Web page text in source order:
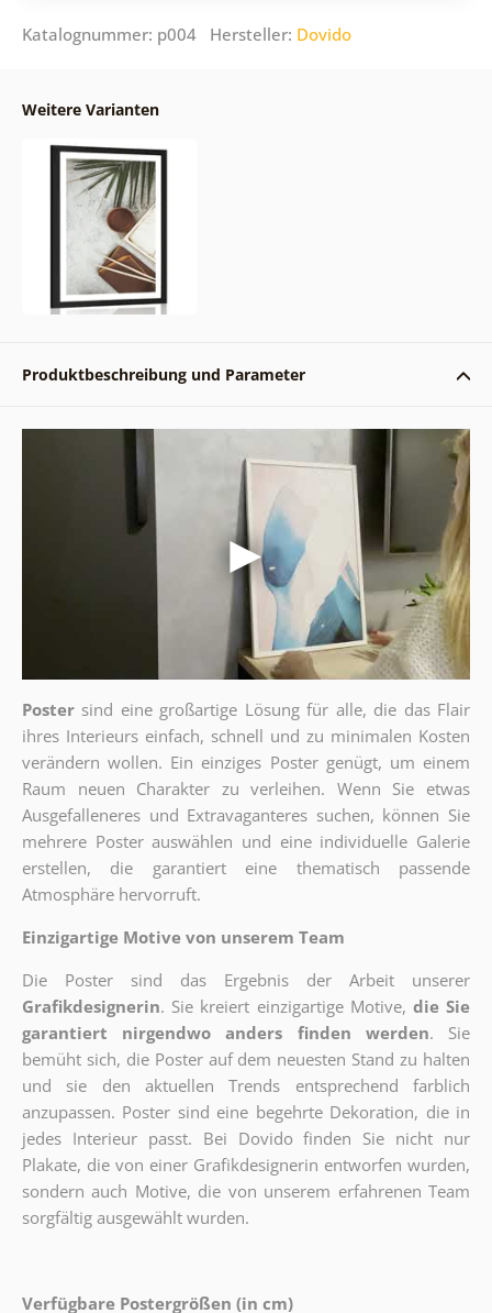
Katalognummer: p004 Hersteller: Dovido
Weitere Varianten
Produktbeschreibung und Parameter
Poster sind eine großartige Lösung für alle, die das Flair
ihres Interieurs einfach, schnell und zu minimalen Kosten
verändern wollen. Ein einziges Poster genügt, um einem
Raum neuen Charakter zu verleihen. Wenn Sie etwas
Ausgefalleneres und Extravaganteres suchen, können Sie
mehrere Poster auswählen und eine individuelle Galerie
erstellen, die garantiert eine thematisch passende
Atmosphäre hervorruft.
Einzigartige Motive von unserem Team
Die Poster sind das Ergebnis der Arbeit unserer
Grafikdesignerin. Sie kreiert einzigartige Motive, die Sie
garantiert nirgendwo anders finden werden. Sie
bemüht sich, die Poster auf dem neuesten Stand zu halten
und sie den aktuellen Trends entsprechend farblich
anzupassen. Poster sind eine begehrte Dekoration, die in
jedes Interieur passt. Bei Dovido finden Sie nicht nur
Plakate, die von einer Grafikdesignerin entworfen wurden,
sondern auch Motive, die von unserem erfahrenen Team
sorgfältig ausgewählt wurden.
Verfügbare Postergrößen (in cm)